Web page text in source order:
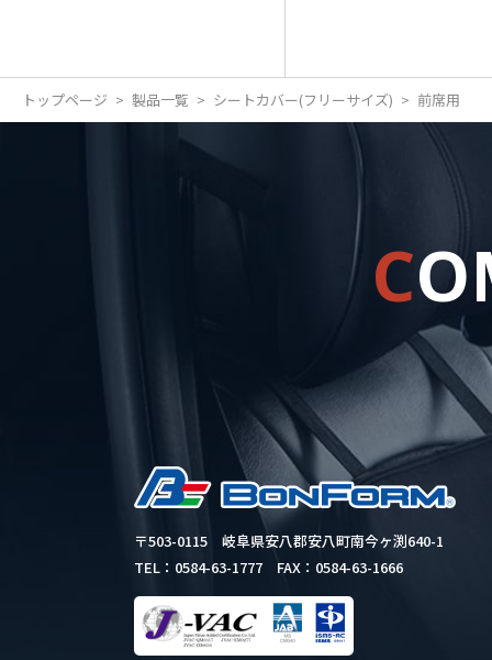
トップページ 製品一覧 シートカバー(フリーサイズ) 前席用
C
〒503-0115 岐阜県安八郡安八町南今ヶ渕640-1
TEL：0584-63-1777 FAX：0584-63-1666